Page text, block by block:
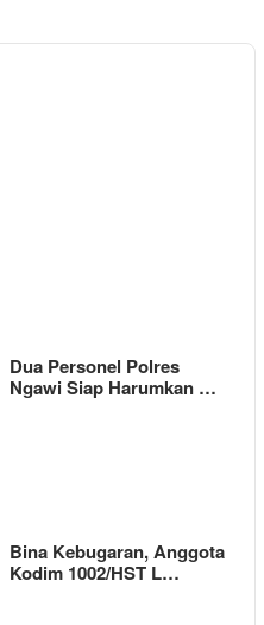
Dua Personel Polres
Ngawi Siap Harumkan …
Bina Kebugaran, Anggota
Kodim 1002/HST L…